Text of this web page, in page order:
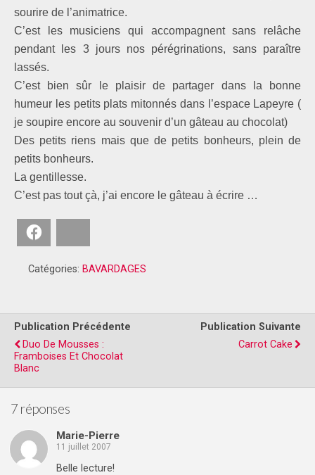
sourire de l’animatrice.
C’est les musiciens qui accompagnent sans relâche
pendant les 3 jours nos pérégrinations, sans paraître
lassés.
C’est bien sûr le plaisir de partager dans la bonne
humeur les petits plats mitonnés dans l’espace Lapeyre (
je soupire encore au souvenir d’un gâteau au chocolat)
Des petits riens mais que de petits bonheurs, plein de
petits bonheurs.
La gentillesse.
C’est pas tout çà, j’ai encore le gâteau à écrire …
Catégories: BAVARDAGES
Publication Précédente
Duo De Mousses :
Framboises Et Chocolat
Blanc
Publication Suivante
Carrot Cake
7 réponses
Marie-Pierre
11 juillet 2007
Belle lecture!